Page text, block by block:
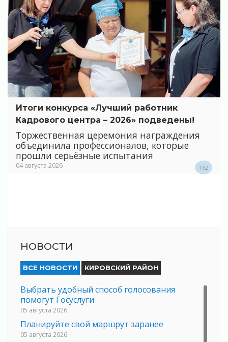
Итоги конкурса «Лучший работник
Кадрового центра – 2026» подведены!
Торжественная церемония награждения
объединила профессионалов, которые
прошли серьёзные испытания
04 августа 2026 162
НОВОСТИ
ВСЕ НОВОСТИ КИРОВСКИЙ РАЙОН
Выбрать удобный способ голосования
помогут Госуслуги
05 августа 2026
Планируйте свой маршрут заранее
05 августа 2026